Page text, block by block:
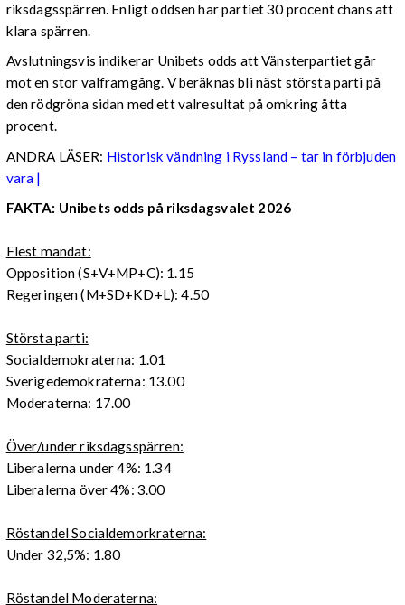
riksdagsspärren. Enligt oddsen har partiet 30 procent chans att
klara spärren.
Avslutningsvis indikerar Unibets odds att Vänsterpartiet går
mot en stor valframgång. V beräknas bli näst största parti på
den rödgröna sidan med ett valresultat på omkring åtta
procent.
ANDRA LÄSER: Historisk vändning i Ryssland – tar in förbjuden
vara |
FAKTA: Unibets odds på riksdagsvalet 2026
Flest mandat:
Opposition (S+V+MP+C): 1.15
Regeringen (M+SD+KD+L): 4.50
Största parti:
Socialdemokraterna: 1.01
Sverigedemokraterna: 13.00
Moderaterna: 17.00
Över/under riksdagsspärren:
Liberalerna under 4%: 1.34
Liberalerna över 4%: 3.00
Röstandel Socialdemorkraterna:
Under 32,5%: 1.80
Röstandel Moderaterna: